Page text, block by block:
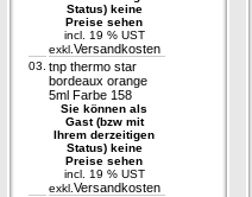
Status) keine
Preise sehen
incl. 19 % UST
exkl. Versandkosten
03. tnp thermo star
bordeaux orange
5ml Farbe 158
Sie können als
Gast (bzw mit
Ihrem derzeitigen
Status) keine
Preise sehen
incl. 19 % UST
exkl. Versandkosten